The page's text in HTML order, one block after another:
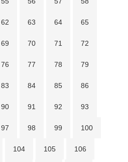
62 63 64 65
69 70 71 72
76 77 78 79
83 84 85 86
90 91 92 93
97 98 99 100
104 105 106